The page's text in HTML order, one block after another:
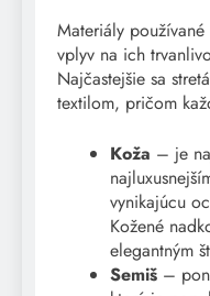
Materiály
vplyv na ich
Najčastejšie sa
textilom, pričom
Koža – je
vynikajúcu
Kožené
elegantným
Semiš –